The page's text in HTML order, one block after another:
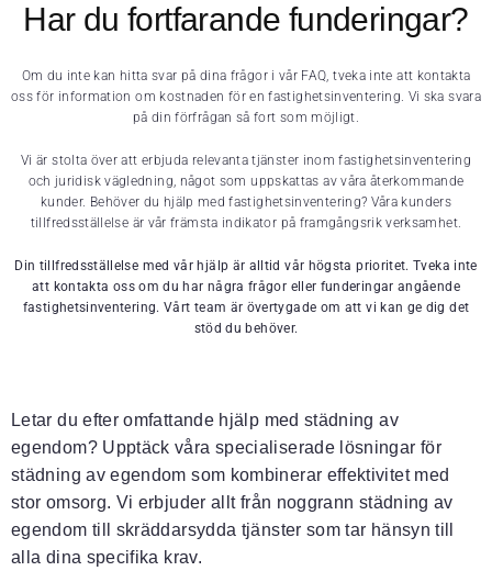
Har du fortfarande funderingar?
Om du inte kan hitta svar på dina frågor i vår FAQ, tveka inte att kontakta
oss för information om kostnaden för en fastighetsinventering. Vi ska svara
på din förfrågan så fort som möjligt.
Vi är stolta över att erbjuda relevanta tjänster inom fastighetsinventering
och juridisk vägledning, något som uppskattas av våra återkommande
kunder. Behöver du hjälp med fastighetsinventering? Våra kunders
tillfredsställelse är vår främsta indikator på framgångsrik verksamhet.
Din tillfredsställelse med vår hjälp är alltid vår högsta prioritet. Tveka inte
att kontakta oss om du har några frågor eller funderingar angående
fastighetsinventering. Vårt team är övertygade om att vi kan ge dig det
stöd du behöver.
Letar du efter omfattande hjälp med städning av
egendom? Upptäck våra specialiserade lösningar för
städning av egendom som kombinerar effektivitet med
stor omsorg. Vi erbjuder allt från noggrann städning av
egendom till skräddarsydda tjänster som tar hänsyn till
alla dina specifika krav.